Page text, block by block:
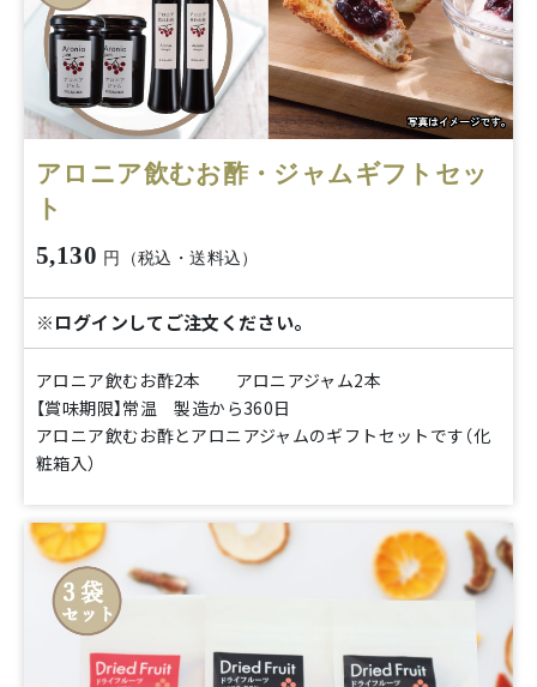
アロニア飲むお酢・ジャムギフトセッ
ト
5,130 円（税込・送料込）
※ログインしてご注文ください。
アロニア飲むお酢2本 アロニアジャム2本
【賞味期限】常温 製造から360日
アロニア飲むお酢とアロニアジャムのギフトセットです（化
粧箱入）